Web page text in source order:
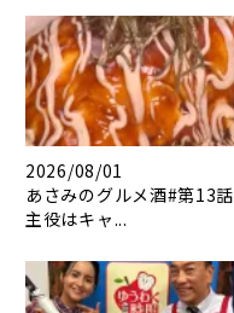
2026/08/01
あさみのグルメ酒#第13話
主役はキャ...